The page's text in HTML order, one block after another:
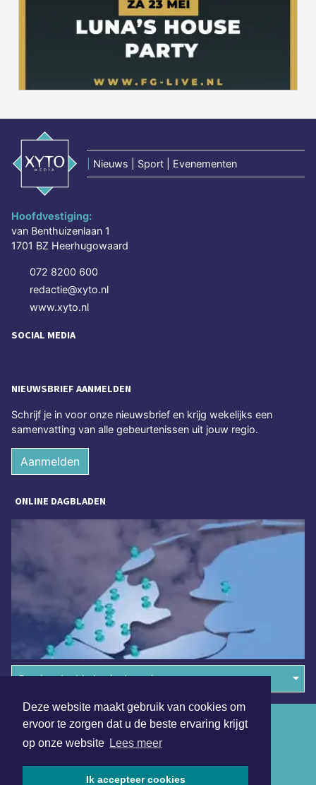
Deze website maakt gebruik van cookies om
ervoor te zorgen dat u de beste ervaring krijgt
op onze website Lees meer
Ik accepteer cookies
Nieuws | Sport | Evenementen
Hoofdvestiging:
van Benthuizenlaan 1
1701 BZ Heerhugowaard
072 8200 600
redactie@xyto.nl
www.xyto.nl
SOCIAL MEDIA
NIEUWSBRIEF AANMELDEN
Schrijf je in voor onze nieuwsbrief en krijg wekelijks een
samenvatting van alle gebeurtenissen uit jouw regio.
Aanmelden
ONLINE DAGBLADEN
Overige dagbladen in de regio
Algemene voorwaarden
Disclaimer